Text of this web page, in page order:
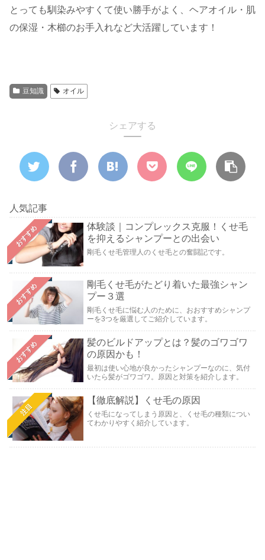
とっても馴染みやすくて使い勝手がよく、ヘアオイル・肌
の保湿・木櫛のお手入れなど大活躍しています！
豆知識 オイル
シェアする
人気記事
おすすめ
体験談｜コンプレックス克服！くせ毛
を抑えるシャンプーとの出会い
剛毛くせ毛管理人のくせ毛との奮闘記です。
おすすめ
剛毛くせ毛がたどり着いた最強シャン
プー３選
剛毛くせ毛に悩む人のために、おおすすめシャンプ
ーを3つを厳選してご紹介しています。
おすすめ
髪のビルドアップとは？髪のゴワゴワ
の原因かも！
最初は使い心地が良かったシャンプーなのに、気付
いたら髪がゴワゴワ。原因と対策を紹介します。
注目
【徹底解説】くせ毛の原因
くせ毛になってしまう原因と、くせ毛の種類につい
てわかりやすく紹介しています。